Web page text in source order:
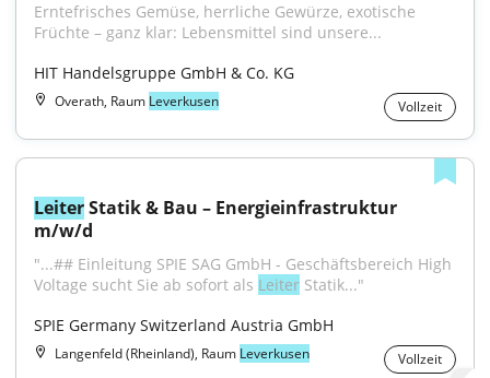
Erntefrisches Gemüse, herrliche Gewürze, exotische
Früchte – ganz klar: Lebensmittel sind unsere...
HIT Handelsgruppe GmbH & Co. KG
Overath, Raum Leverkusen Vollzeit
Leiter Statik & Bau – Energieinfrastruktur
m/w/d
"...## Einleitung SPIE SAG GmbH - Geschäftsbereich High
Voltage sucht Sie ab sofort als Leiter Statik..."
SPIE Germany Switzerland Austria GmbH
Langenfeld (Rheinland), Raum Leverkusen Vollzeit